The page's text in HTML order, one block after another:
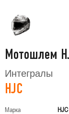
Мотошлем
Интегралы
HJC
Марка HJC